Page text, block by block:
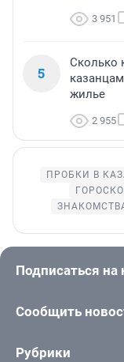
3 951
5
Сколько
жилье
2 955
ПРОБКИ В
Подписаться на
Сообщить
Рубрики